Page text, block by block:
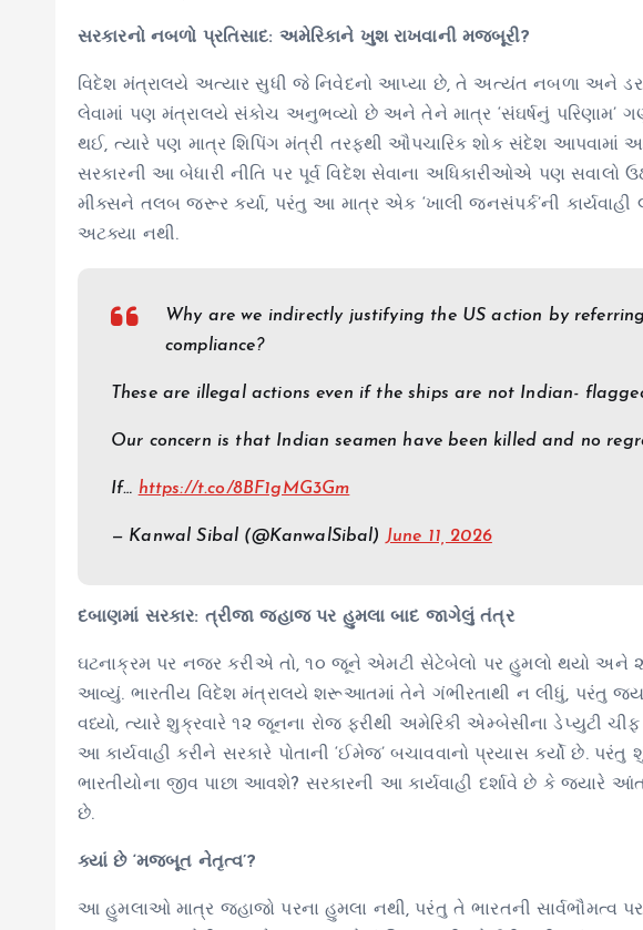
સરકારનો નબળો પ્રતિસાદ: અમેરિકાને ખુશ રાખવાની મજબૂરી?
વિદેશ મંત્રાલયે અત્યાર સુધી જે નિવેદનો આપ્યા છે, તે અત્યંત નબળા અને
લેવામાં પણ મંત્રાલયે સંકોચ અનુભવ્યો છે અને તેને માત્ર ‘સંઘર્ષનું પરિણામ’
થઈ, ત્યારે પણ માત્ર શિપિંગ મંત્રી તરફથી ઔપચારિક શોક સંદેશ
સરકારની આ બેધારી નીતિ પર પૂર્વ વિદેશ સેવાના અધિકારીઓએ પણ સવાલો
મીક્સને તલબ જરૂર કર્યા, પરંતુ આ માત્ર એક ‘ખાલી જનસંપર્ક’ની
અટક્યા નથી.
Why are we indirectly justifying the US action by
compliance?
These are illegal actions even if the ships are not Indian-
Our concern is that Indian seamen have been killed and no
If… https://t.co/8BF1gMG3Gm
— Kanwal Sibal (@KanwalSibal) June 11, 2026
દબાણમાં સરકાર: ત્રીજા જહાજ પર હુમલા બાદ જાગેલું તંત્ર
ઘટનાક્રમ પર નજર કરીએ તો, ૧૦ જૂને એમટી સેટેબેલો પર હુમલો થયો અને
આવ્યું. ભારતીય વિદેશ મંત્રાલયે શરૂઆતમાં તેને ગંભીરતાથી ન લીધું, પરંતુ
વધ્યો, ત્યારે શુક્રવારે ૧૨ જૂનના રોજ ફરીથી અમેરિકી એમ્બેસીના
આ કાર્યવાહી કરીને સરકારે પોતાની ‘ઈમેજ’ બચાવવાનો પ્રયાસ કર્યો છે. પરંતુ
ભારતીયોના જીવ પાછા આવશે? સરકારની આ કાર્યવાહી દર્શાવે છે કે જ્યારે
છે.
ક્યાં છે ‘મજબૂત નેતૃત્વ’?
આ હુમલાઓ માત્ર જહાજો પરના હુમલા નથી, પરંતુ તે ભારતની સાર્વભૌમત્વ